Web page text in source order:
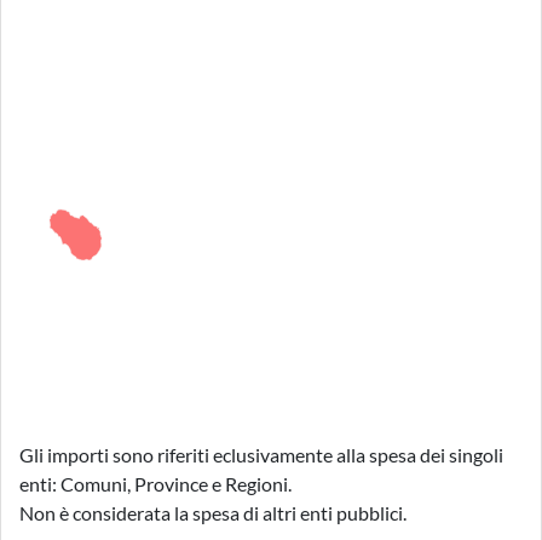
Gli importi sono riferiti eclusivamente alla spesa dei singoli
enti: Comuni, Province e Regioni.
Non è considerata la spesa di altri enti pubblici.